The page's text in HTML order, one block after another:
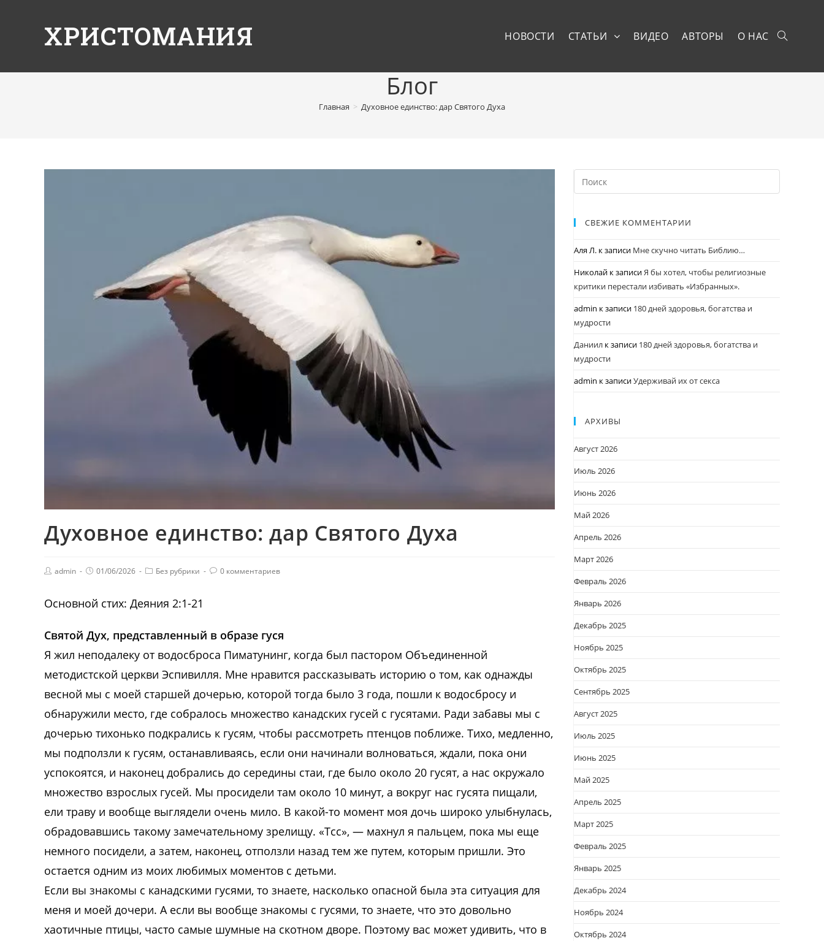
ХРИСТОМАНИЯ НОВОСТИ СТАТЬИ ВИДЕО АВТОРЫ О НАС
Блог
Главная > Духовное единство: дар Святого Духа
Духовное единство: дар Святого Духа
admin 01/06/2026 Без рубрики 0 комментариев
Основной стих: Деяния 2:1-21
Святой Дух, представленный в образе гуся
Я жил неподалеку от водосброса Пиматунинг, когда был пастором Объединенной
методистской церкви Эспивилля. Мне нравится рассказывать историю о том, как однажды
весной мы с моей старшей дочерью, которой тогда было 3 года, пошли к водосбросу и
обнаружили место, где собралось множество канадских гусей с гусятами. Ради забавы мы с
дочерью тихонько подкрались к гусям, чтобы рассмотреть птенцов поближе. Тихо, медленно,
мы подползли к гусям, останавливаясь, если они начинали волноваться, ждали, пока они
успокоятся, и наконец добрались до середины стаи, где было около 20 гусят, а нас окружало
множество взрослых гусей. Мы просидели там около 10 минут, а вокруг нас гусята пищали,
ели траву и вообще выглядели очень мило. В какой-то момент моя дочь широко улыбнулась,
обрадовавшись такому замечательному зрелищу. «Тсс», — махнул я пальцем, пока мы еще
немного посидели, а затем, наконец, отползли назад тем же путем, которым пришли. Это
остается одним из моих любимых моментов с детьми.
Если вы знакомы с канадскими гусями, то знаете, насколько опасной была эта ситуация для
меня и моей дочери. А если вы вообще знакомы с гусями, то знаете, что это довольно
хаотичные птицы, часто самые шумные на скотном дворе. Поэтому вас может удивить, что в
СВЕЖИЕ КОММЕНТАРИИ
Аля Л. к записи Мне скучно читать Библию…
Николай к записиЯ бы хотел, чтобы религиозные
критики перестали избивать «Избранных».
admin к записи 180 дней здоровья, богатства и
мудрости
Даниил к записи 180 дней здоровья, богатства и
мудрости
admin к записиУдерживай их от секса
АРХИВЫ
Август 2026
Июль 2026
Июнь 2026
Май 2026
Апрель 2026
Март 2026
Февраль 2026
Январь 2026
Декабрь 2025
Ноябрь 2025
Октябрь 2025
Сентябрь 2025
Август 2025
Июль 2025
Июнь 2025
Май 2025
Апрель 2025
Март 2025
Февраль 2025
Январь 2025
Декабрь 2024
Ноябрь 2024
Октябрь 2024